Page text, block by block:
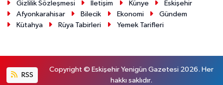
Gizlilik Sözleşmesi İletişim Künye
Eskişehir
Afyonkarahisar
Bilecik Ekonomi
Gündem
Kütahya
Rüya Tabirleri Yemek Tarifleri
RSS
Copyright © Eskişehir Yenigün Gazetesi 2026. Her
hakkı saklıdır.